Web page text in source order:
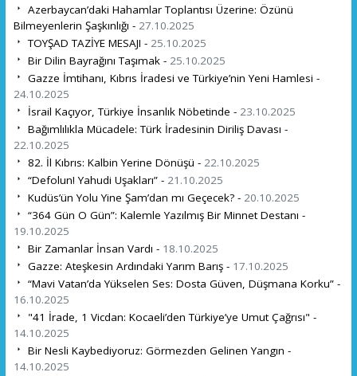
Azerbaycan’daki Hahamlar Toplantısı Üzerine: Özünü
Bilmeyenlerin Şaşkınlığı - 27.10.2025
TOYŞAD TAZİYE MESAJI - 25.10.2025
Bir Dilin Bayrağını Taşımak - 25.10.2025
Gazze İmtihanı, Kıbrıs İradesi ve Türkiye’nin Yeni Hamlesi -
24.10.2025
İsrail Kaçıyor, Türkiye İnsanlık Nöbetinde - 23.10.2025
Bağımlılıkla Mücadele: Türk İradesinin Diriliş Davası -
22.10.2025
82. İl Kıbrıs: Kalbin Yerine Dönüşü - 22.10.2025
“Defolun! Yahudi Uşakları” - 21.10.2025
Kudüs’ün Yolu Yine Şam’dan mı Geçecek? - 20.10.2025
“364 Gün O Gün”: Kalemle Yazılmış Bir Minnet Destanı -
19.10.2025
Bir Zamanlar İnsan Vardı - 18.10.2025
Gazze: Ateşkesin Ardındaki Yarım Barış - 17.10.2025
“Mavi Vatan’da Yükselen Ses: Dosta Güven, Düşmana Korku” -
16.10.2025
"41 İrade, 1 Vicdan: Kocaeli’den Türkiye’ye Umut Çağrısı" -
14.10.2025
Bir Nesli Kaybediyoruz: Görmezden Gelinen Yangın -
14.10.2025